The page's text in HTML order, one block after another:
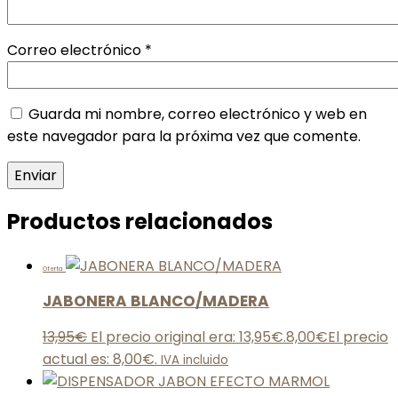
Correo electrónico *
Guarda mi nombre, correo electrónico y web en
este navegador para la próxima vez que comente.
Productos relacionados
Oferta
JABONERA BLANCO/MADERA
13,95€ El precio original era: 13,95€.8,00€El precio
actual es: 8,00€. IVA incluido